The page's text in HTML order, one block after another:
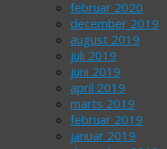
februar 2020
december 2019
august 2019
juli 2019
juni 2019
april 2019
marts 2019
februar 2019
januar 2019